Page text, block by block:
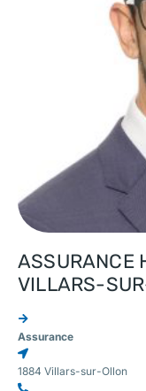
ASSURANCE
VILLARS-
Assurance
1884 Villars-sur-Ollon